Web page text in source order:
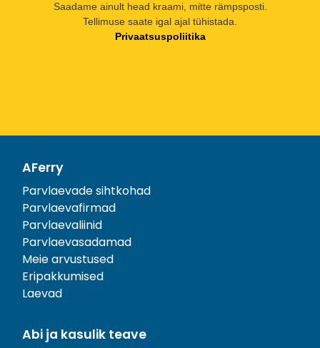
Saadame ainult head kraami, mitte rämpsposti.
Tellimuse saate igal ajal tühistada.
Privaatsuspoliitika
AFerry
Parvlaevade sihtkohad
Parvlaevafirmad
Parvlaevaliinid
Parvlaevasadamad
Meie arvustused
Eripakkumised
Laevad
Abi ja kasulik teave